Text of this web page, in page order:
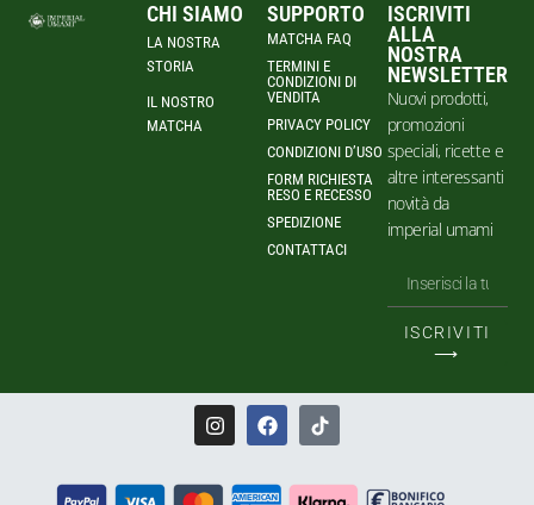
CHI SIAMO
LA NOSTRA
STORIA
IL NOSTRO
MATCHA
SUPPORTO
MATCHA FAQ
TERMINI E
CONDIZIONI DI
VENDITA
PRIVACY POLICY
CONDIZIONI D’USO
FORM RICHIESTA
RESO E RECESSO
SPEDIZIONE
CONTATTACI
ISCRIVITI
ALLA
NOSTRA
NEWSLETTER
Nuovi prodotti,
promozioni
speciali, ricette e
altre interessanti
novità da
imperial umami
ISCRIVITI
⟶